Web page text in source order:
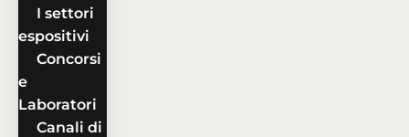
I settori
espositivi
Concorsi
e
Laboratori
Canali di